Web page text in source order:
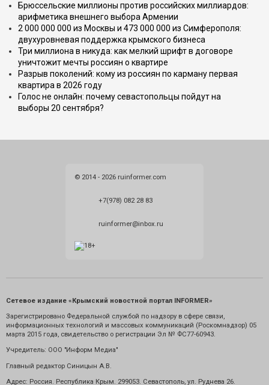
Брюссельские миллионы против российских миллиардов:
арифметика внешнего выбора Армении
2 000 000 000 из Москвы и 473 000 000 из Симферополя:
двухуровневая поддержка крымского бизнеса
Три миллиона в никуда: как мелкий шрифт в договоре
уничтожит мечты россиян о квартире
Разрыв поколений: кому из россиян по карману первая
квартира в 2026 году
Голос не онлайн: почему севастопольцы пойдут на
выборы 20 сентября?
© 2014 - 2026 ruinformer.com
+7(978) 082 28 83
ruinformer@inbox.ru
Сетевое издание «Крымский новостной портал INFORMER»
Зарегистрировано Федеральной службой по надзору в сфере связи,
информационных технологий и массовых коммуникаций (Роскомнадзор) 05
марта 2015 года, свидетельство о регистрации Эл № ФС77-60943.
Учредитель: ООО "Информ Медиа"
Главный редактор Синицын А.В.
Адрес: Россия. Республика Крым. 299053. Севастополь, ул. Руднева 26.